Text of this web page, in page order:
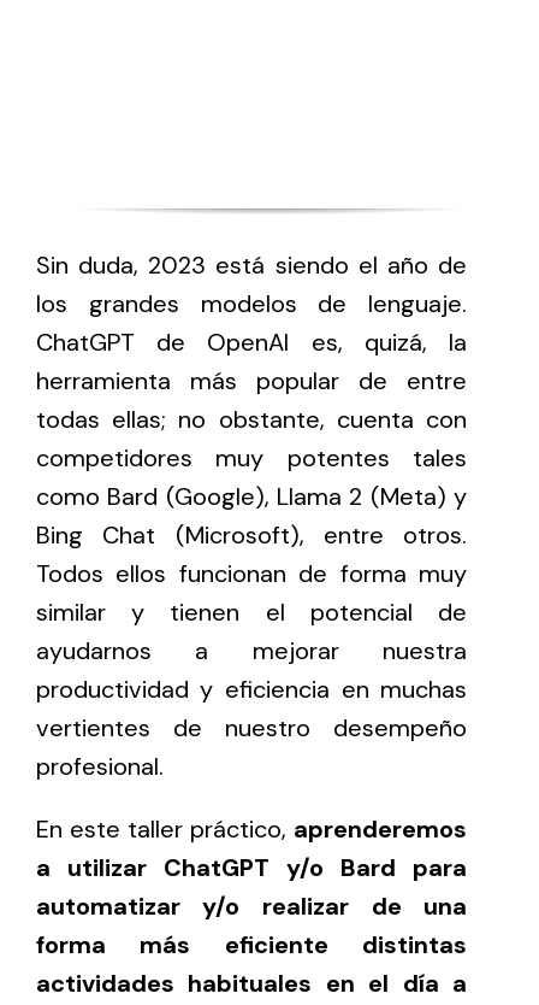
Sin duda, 2023 está siendo el año de
los grandes modelos de lenguaje.
ChatGPT de OpenAI es, quizá, la
herramienta más popular de entre
todas ellas; no obstante, cuenta con
competidores muy potentes tales
como Bard (Google), Llama 2 (Meta) y
Bing Chat (Microsoft), entre otros.
Todos ellos funcionan de forma muy
similar y tienen el potencial de
ayudarnos a mejorar nuestra
productividad y eficiencia en muchas
vertientes de nuestro desempeño
profesional.
En este taller práctico, aprenderemos
a utilizar ChatGPT y/o Bard para
automatizar y/o realizar de una
forma más eficiente distintas
actividades habituales en el día a